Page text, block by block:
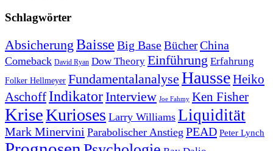
Schlagwörter
Absicherung Baisse Big BaseBücherChina
Comeback David Ryan Dow Theory Einführung Erfahrung
Folker Hellmeyer Fundamentalanalyse HausseHeiko
Aschoff IndikatorInterview Joe Fahmy Ken Fisher
KriseKurioses Larry Williams Liquidität
Mark Minervini Parabolischer Anstieg PEAD Peter Lynch